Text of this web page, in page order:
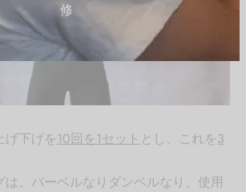
修
げ下げを10回を1セット とし、これを3
は、バーベルなりダンベルなり、使用